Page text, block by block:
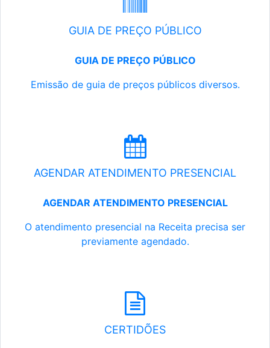
GUIA DE PREÇO PÚBLICO
GUIA DE PREÇO PÚBLICO
Emissão de guia de preços públicos diversos.
AGENDAR ATENDIMENTO PRESENCIAL
AGENDAR ATENDIMENTO PRESENCIAL
O atendimento presencial na Receita precisa ser
previamente agendado.
CERTIDÕES